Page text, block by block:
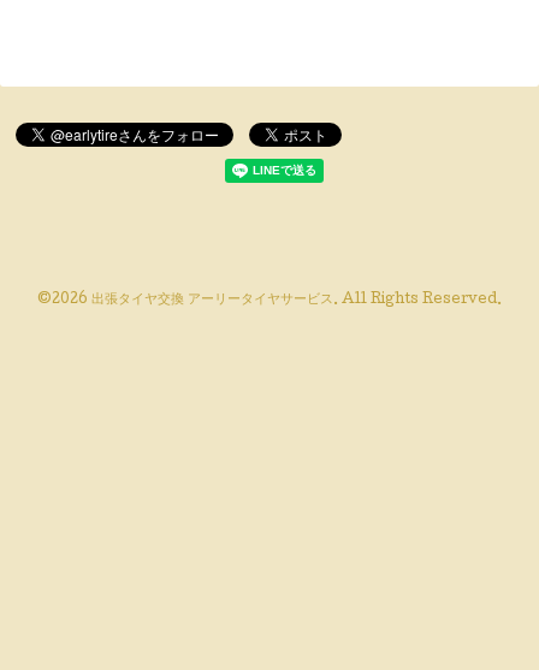
©2026 出張タイヤ交換 アーリータイヤサービス. All Rights Reserved.